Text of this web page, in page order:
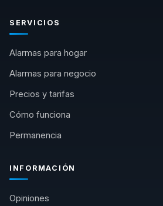
SERVICIOS
Alarmas para hogar
Alarmas para negocio
Precios y tarifas
Cómo funciona
Permanencia
INFORMACIÓN
Opiniones